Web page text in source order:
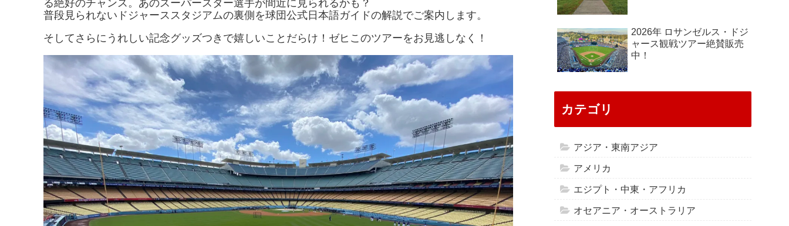
る絶好のチャンス。あのスーパースター選手が間近に見られるかも？
普段見られないドジャーススタジアムの裏側を球団公式日本語ガイドの解説でご案内します。
そしてさらにうれしい記念グッズつきで嬉しいことだらけ！ゼヒこのツアーをお見逃しなく！
2026年 ロサンゼルス・ドジ
ャース観戦ツアー絶賛販売
中！
カテゴリ
アジア・東南アジア
アメリカ
エジプト・中東・アフリカ
オセアニア・オーストラリア